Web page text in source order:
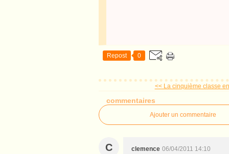
Repost 0
<< La cinquième classe
commentaires
Ajouter un commentaire
C clemence 06/04/2011 14:10